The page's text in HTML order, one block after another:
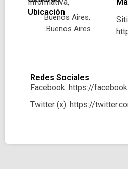
Ubicación
Buenos Aires,
Buenos Aires
Redes Sociales
Facebook: https://
Twitter (x): https://